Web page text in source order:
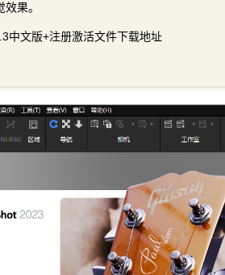
果。
中文版+注册激活文件下载地址